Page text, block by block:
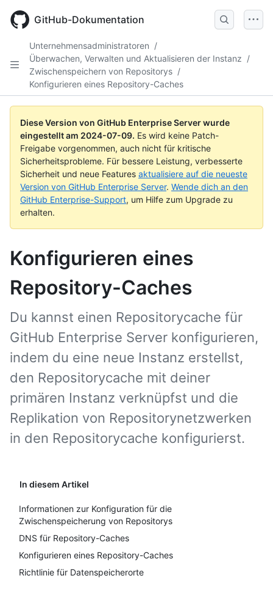
main
GitHub-Dokumentation
Unternehmensadministratoren /
Überwachen, Verwalten und Aktualisieren der Instanz /
Zwischenspeichern von Repositorys /
Konfigurieren eines Repository-Caches
Diese Version von GitHub Enterprise Server wurde
eingestellt am 2024-07-09. Es wird keine Patch-
Freigabe vorgenommen, auch nicht für kritische
Sicherheitsprobleme. Für bessere Leistung, verbesserte
Sicherheit und neue Features aktualisiere auf die neueste
Version von GitHub Enterprise Server. Wende dich an den
GitHub Enterprise-Support, um Hilfe zum Upgrade zu
erhalten.
Konfigurieren eines
Repository-Caches
Du kannst einen Repositorycache für
GitHub Enterprise Server konfigurieren,
indem du eine neue Instanz erstellst,
den Repositorycache mit deiner
primären Instanz verknüpfst und die
Replikation von Repositorynetzwerken
in den Repositorycache konfigurierst.
In diesem Artikel
Informationen zur Konfiguration für die
Zwischenspeicherung von Repositorys
DNS für Repository-Caches
Konfigurieren eines Repository-Caches
Richtlinie für Datenspeicherorte